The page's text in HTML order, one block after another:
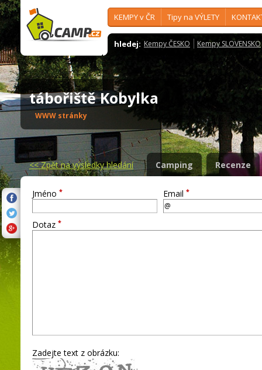
KEMPY v ČR Tipy na VÝLETY
hledej: Kempy ČESKO Kempy SLOVENSKO
tábořiště Kobylka
WWW stránky
<<Zpět na výsledky hledání Camping Recenze
Jméno * Email *
Dotaz *
Zadejte text z obrázku: